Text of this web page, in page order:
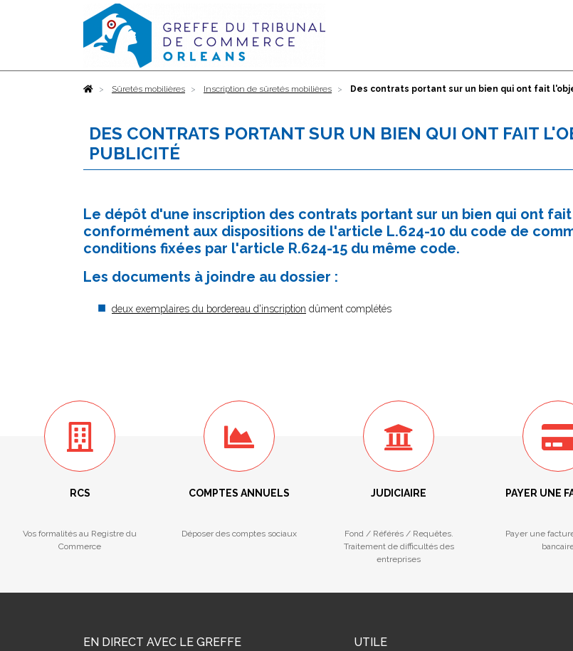
AccueilSûretés mobilières Inscription de sûretés mobilières Des contrats portant sur un bien qui ont fait
DES CONTRATS PORTANT SUR UN BIEN QUI ONT FAIT
PUBLICITÉ
Le dépôt d'une inscription des contrats portant sur un bien qui ont
conformément aux dispositions de l'article L.624-10 du code de
conditions fixées par l'article R.624-15 du même code.
Les documents à joindre au dossier :
deux exemplaires du bordereau d'inscription dûment complétés
RCS
Vos formalités au Registre du
Commerce
COMPTES ANNUELS
Déposer des comptes sociaux
JUDICIAIRE
Fond / Référés / Requêtes.
Traitement de difficultés des
entreprises
PAYER UNE
Payer une
EN DIRECT AVEC LE GREFFE UTILE